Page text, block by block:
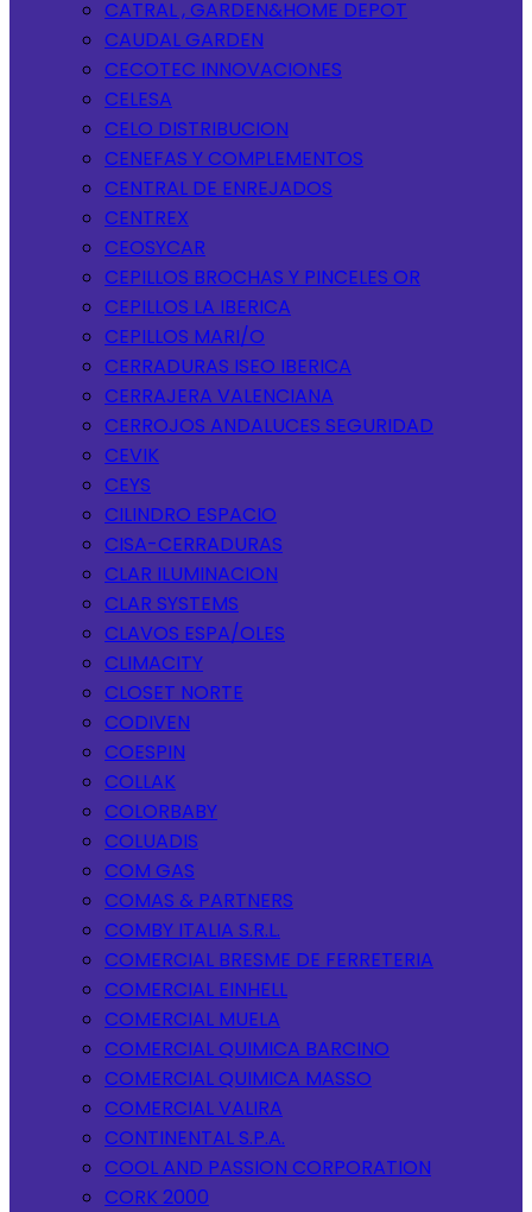
CATRAL , GARDEN&HOME DEPOT
CAUDAL GARDEN
CECOTEC INNOVACIONES
CELESA
CELO DISTRIBUCION
CENEFAS Y COMPLEMENTOS
CENTRAL DE ENREJADOS
CENTREX
CEOSYCAR
CEPILLOS BROCHAS Y PINCELES OR
CEPILLOS LA IBERICA
CEPILLOS MARI/O
CERRADURAS ISEO IBERICA
CERRAJERA VALENCIANA
CERROJOS ANDALUCES SEGURIDAD
CEVIK
CEYS
CILINDRO ESPACIO
CISA-CERRADURAS
CLAR ILUMINACION
CLAR SYSTEMS
CLAVOS ESPA/OLES
CLIMACITY
CLOSET NORTE
CODIVEN
COESPIN
COLLAK
COLORBABY
COLUADIS
COM GAS
COMAS & PARTNERS
COMBY ITALIA S.R.L.
COMERCIAL BRESME DE FERRETERIA
COMERCIAL EINHELL
COMERCIAL MUELA
COMERCIAL QUIMICA BARCINO
COMERCIAL QUIMICA MASSO
COMERCIAL VALIRA
CONTINENTAL S.P.A.
COOL AND PASSION CORPORATION
CORK 2000